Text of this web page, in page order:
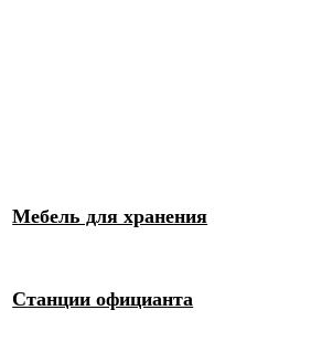
Мебель для хранения
Станции официанта